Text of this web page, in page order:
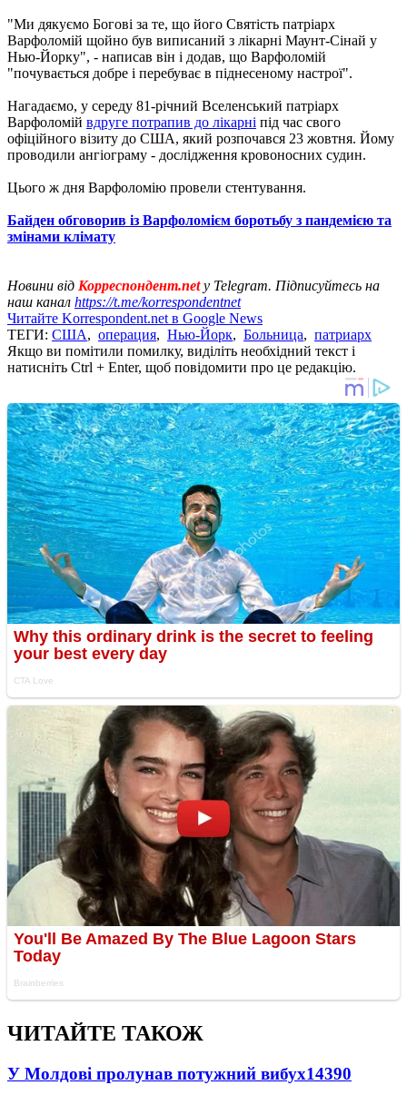
"Ми дякуємо Богові за те, що його Святість патріарх
Варфоломій щойно був виписаний з лікарні Маунт-Сінай у
Нью-Йорку", - написав він і додав, що Варфоломій
"почувається добре і перебуває в піднесеному настрої".
Нагадаємо, у середу 81-річний Вселенський патріарх
Варфоломій вдруге потрапив до лікарні під час свого
офіційного візиту до США, який розпочався 23 жовтня. Йому
проводили ангіограму - дослідження кровоносних судин.
Цього ж дня Варфоломію провели стентування.
Байден обговорив із Варфоломієм боротьбу з пандемією та
змінами клімату
Новини від Корреспондент.netу Telegram. Підписуйтесь на
наш канал https://t.me/korrespondentnet
Читайте Korrespondent.net в Google News
ТЕГИ: США, операция, Нью-Йорк, Больница, патриарх
Якщо ви помітили помилку, виділіть необхідний текст і
натисніть Ctrl + Enter, щоб повідомити про це редакцію.
ЧИТАЙТЕ ТАКОЖ
У Молдові пролунав потужний вибух14390